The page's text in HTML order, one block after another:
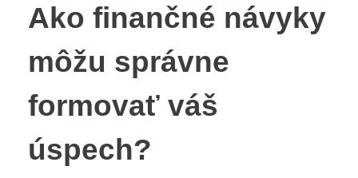
Ako finančné návyky
môžu správne
formovať váš
úspech?